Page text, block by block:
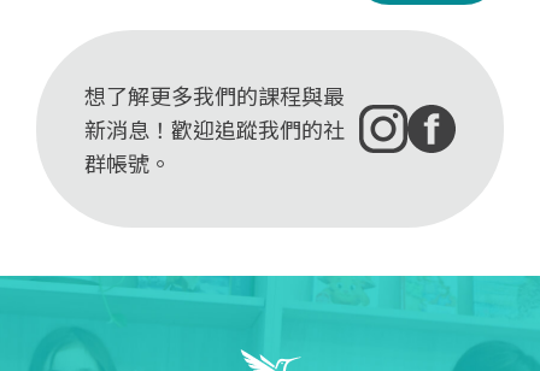
想了解更多我們的課程與最
新消息！歡迎追蹤我們的社
群帳號。